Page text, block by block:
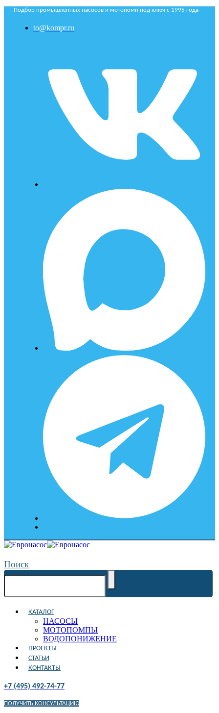
Подбор промышленных насосов и мотопомп под ключ с 1995 года
to@kompr.ru
Поиск
КАТАЛОГ
НАСОСЫ
МОТОПОМПЫ
ВОДОПОНИЖЕНИЕ
ПРОЕКТЫ
СТАТЬИ
КОНТАКТЫ
+7 (495) 492-74-77
ПОЛУЧИТЬ КОНСУЛЬТАЦИЮ